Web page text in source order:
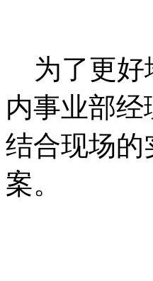
为了更好
内事业部
结合现场的
案。